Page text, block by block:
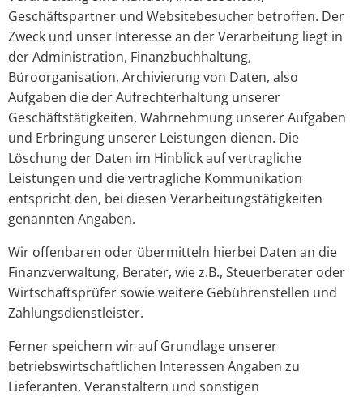
Geschäftspartner und Websitebesucher betroffen. Der
Zweck und unser Interesse an der Verarbeitung liegt in
der Administration, Finanzbuchhaltung,
Büroorganisation, Archivierung von Daten, also
Aufgaben die der Aufrechterhaltung unserer
Geschäftstätigkeiten, Wahrnehmung unserer Aufgaben
und Erbringung unserer Leistungen dienen. Die
Löschung der Daten im Hinblick auf vertragliche
Leistungen und die vertragliche Kommunikation
entspricht den, bei diesen Verarbeitungstätigkeiten
genannten Angaben.
Wir offenbaren oder übermitteln hierbei Daten an die
Finanzverwaltung, Berater, wie z.B., Steuerberater oder
Wirtschaftsprüfer sowie weitere Gebührenstellen und
Zahlungsdienstleister.
Ferner speichern wir auf Grundlage unserer
betriebswirtschaftlichen Interessen Angaben zu
Lieferanten, Veranstaltern und sonstigen